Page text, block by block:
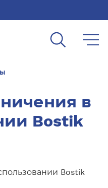
в
Bostik
Bostik